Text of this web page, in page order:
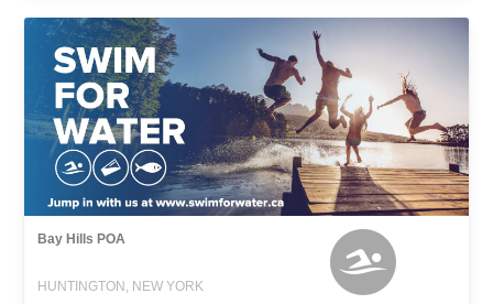
Bay Hills POA
HUNTINGTON, NEW YORK